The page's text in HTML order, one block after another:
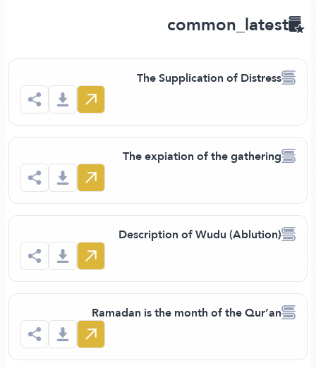
The Supplication of
The expiation of the
Description of Wudu
Ramadan is the month of the